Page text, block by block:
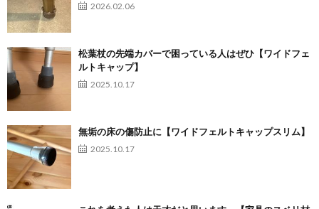
2026.02.06
松葉杖の先端カバーで困っている人はぜひ【ワイドフェ
ルトキャップ】
2025.10.17
無垢の床の傷防止に【ワイドフェルトキャップスリム】
2025.10.17